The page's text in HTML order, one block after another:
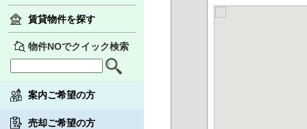
賃貸物件を探す
物件NOでクイック検索
案内ご希望の方
売却ご希望の方